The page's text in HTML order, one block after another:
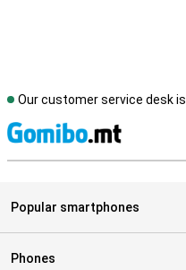
Our customer service desk is
Popular smartphones
Phones